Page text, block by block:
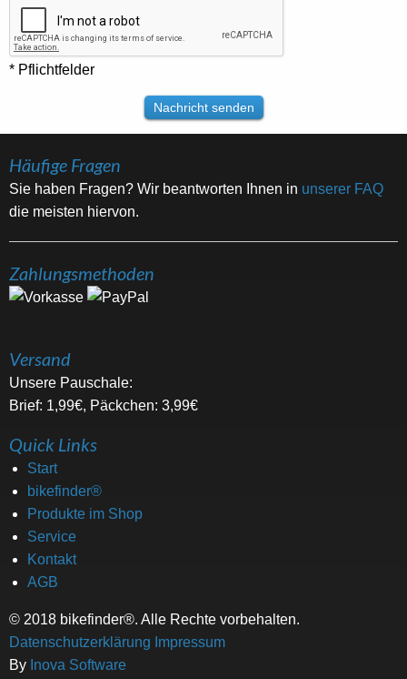
* Pflichtfelder
Häufige Fragen
Sie haben Fragen? Wir beantworten Ihnen in unserer FAQ
die meisten hiervon.
Zahlungsmethoden
Versand
Unsere Pauschale:
Brief: 1,99€, Päckchen: 3,99€
Quick Links
Start
bikefinder®
Produkte im Shop
Service
Kontakt
AGB
© 2018 bikefinder®. Alle Rechte vorbehalten.
Datenschutzerklärung Impressum
By Inova Software